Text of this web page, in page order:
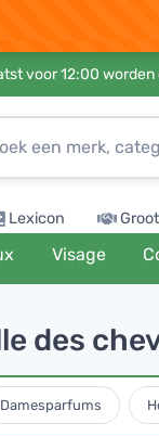
voor 12:00 worden
Lexicon
Visage
des
Damesparfums